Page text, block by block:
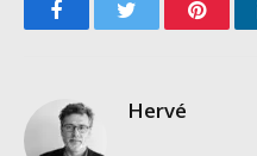
FacebookTwitter
Hervé